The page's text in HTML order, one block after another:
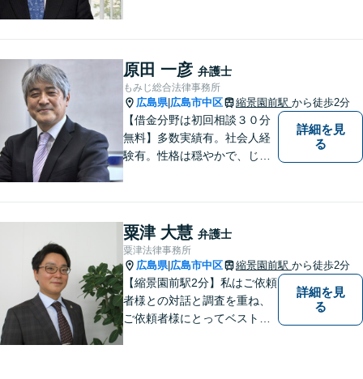
原田 一彦 弁護士
もみじ総合法律事務所
広島県| 広島市中区 縮景園前駅 から徒歩2分
【借金分野は初回相談３０分
無料】多数実績有。社会人経
験有。性格は穏やかで、じっ
詳細を見
る
粟津 大慧 弁護士
粟津法律事務所
広島県| 広島市中区 縮景園前駅 から徒歩2分
【縮景園前駅2分】私はご依頼
者様との対話と調査を重ね、
ご依頼者様にとってベストな
詳細を見
る